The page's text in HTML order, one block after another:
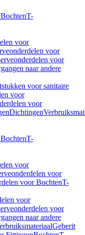
T-
voor
voor
voor
naar andere
voor sanitaire
voor
voor
Dichtingen
T-
voor
voor
voor BochtenT-
voor
voor
naar andere
Geberit